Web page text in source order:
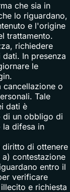
che sia in
lo riguardano,
e l'origine
trattamento.
richiedere
In presenza
le
cancellazione o
Tale
dati è
di un obbligo di
la difesa in
diritto di ottenere
contestazione
entro il
verificare
e richiesta